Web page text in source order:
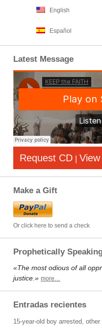
English
Español
Latest Message
Request CD |
Make a Gift
Or click here to send a check
Prophetically
«The most odious of all
justice.» more…
Entradas recientes
15-year-old boy arrested,